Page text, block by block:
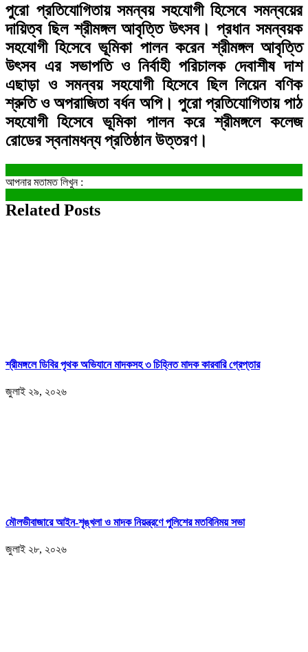
পুরো প্রতিযোগিতায় সমন্বয় সহযোগী হিসেবে সমন্বয়ের
দায়িত্ব ছিল শ্রীমঙ্গল আবৃত্তি উৎসব। প্রধান সমন্বয়ক
সহযোগী হিসেবে ভূমিকা পালন করেন শ্রীমঙ্গল আবৃত্তি
উৎসব এর সভাপতি ও নির্বাহী পরিচালক দেবাশীষ দাশ
এছাড়া ও সমন্বয় সহযোগী হিসেবে ছিল লিয়েন বণিক
শ্রুতি ও অপরাজিতা বর্ধন অপি। পুরো প্রতিযোগিতায় পাঠ
সহযোগী হিসেবে ভূমিকা পালন করে শ্রীমঙ্গলে কলেজ
রোডের স্বনামধন্য প্রতিষ্ঠান উত্তরণ।
আপনার মতামত লিখুন :
Related Posts
শ্রীমঙ্গলে ডিবির পৃথক অভিযানে মাদকসহ ৩ চিহ্নিত মাদক কারবারি গ্রেপ্তার
জুলাই ২৯, ২০২৬
মৌলভীবাজারে আইন-শৃঙ্খলা ও মাদক নিয়ন্ত্রণে পুলিশের মতবিনিময় সভা
জুলাই ২৮, ২০২৬